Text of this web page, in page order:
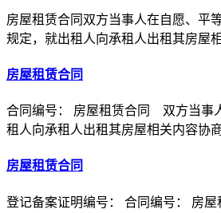
房屋租赁合同双方当事人在自愿、平
规定，就出租人向承租人出租其房屋
房屋租赁合同
合同编号： 房屋租赁合同 双方当事
租人向承租人出租其房屋相关内容
房屋租赁合同
登记备案证明编号： 合同编号： 房